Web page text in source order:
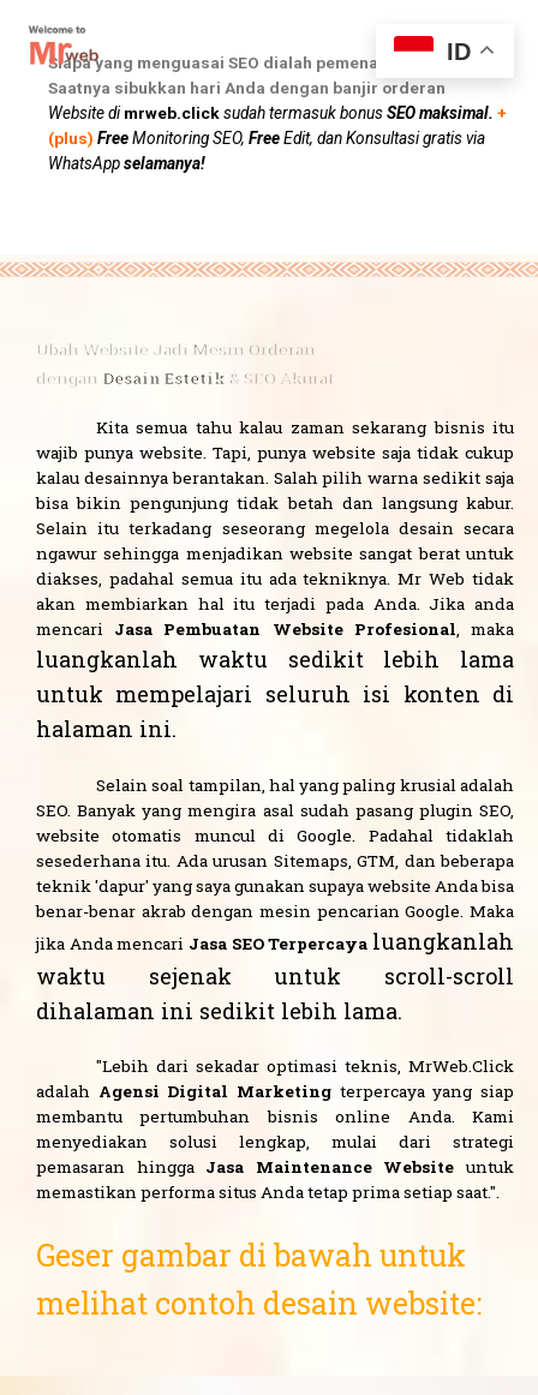
kontenSiapa yang menguasai SEO dialah pemenangnya
Saatnya sibukkan hari Anda dengan banjir orderan
Website dimrweb.clicksudah termasuk bonusSEO maksimal. +
(plus) FreeMonitoring SEO, FreeEdit, dan Konsultasi gratis via
WhatsAppselamanya!
Ubah Website Jadi Mesin Orderan
dengan Desain Estetik & SEO Akurat
Kita semua tahu kalau zaman sekarang bisnis itu
wajib punya website. Tapi, punya website saja tidak cukup
kalau desainnya berantakan. Salah pilih warna sedikit saja
bisa bikin pengunjung tidak betah dan langsung kabur.
Selain itu terkadang seseorang megelola desain secara
ngawur sehingga menjadikan website sangat berat untuk
diakses, padahal semua itu ada tekniknya. Mr Web tidak
akan membiarkan hal itu terjadi pada Anda. Jika anda
mencari Jasa Pembuatan Website Profesional, maka
luangkanlah waktu sedikit lebih lama
untuk mempelajari seluruh isi konten di
halaman ini.
Selain soal tampilan, hal yang paling krusial adalah
SEO. Banyak yang mengira asal sudah pasang plugin SEO,
website otomatis muncul di Google. Padahal tidaklah
sesederhana itu. Ada urusan Sitemaps, GTM, dan beberapa
teknik 'dapur' yang saya gunakan supaya website Anda bisa
benar-benar akrab dengan mesin pencarian Google. Maka
jika Anda mencari Jasa SEO Terpercaya luangkanlah
waktu sejenak untuk scroll-scroll
dihalaman ini sedikit lebih lama.
"Lebih dari sekadar optimasi teknis, MrWeb.Click
adalah Agensi Digital Marketing terpercaya yang siap
membantu pertumbuhan bisnis online Anda. Kami
menyediakan solusi lengkap, mulai dari strategi
pemasaran hingga Jasa Maintenance Website untuk
memastikan performa situs Anda tetap prima setiap saat.".
Geser gambar di bawah untuk
melihat contoh desain website:
ID